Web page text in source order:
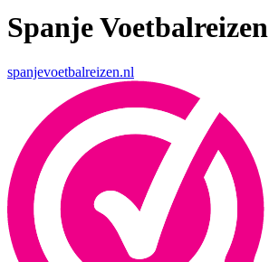
Spanje Voetbalreizen
spanjevoetbalreizen.nl